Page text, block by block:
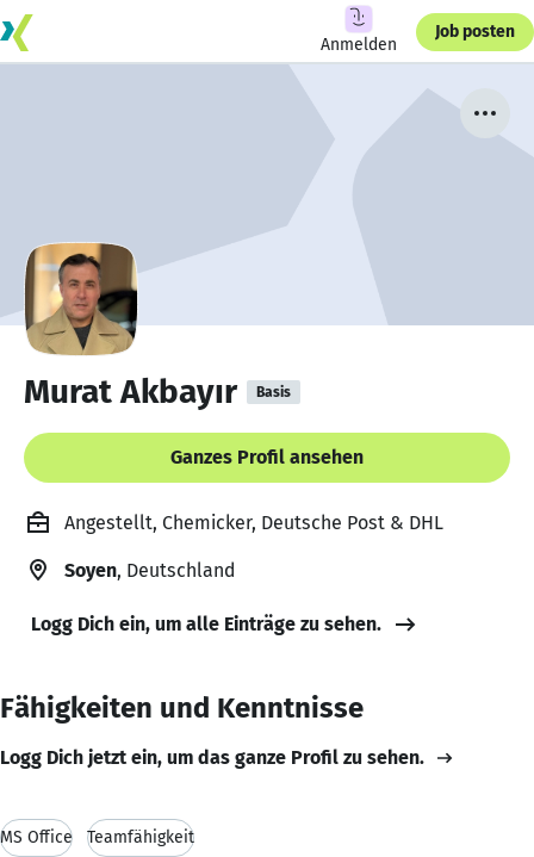
Anmelden
Job posten
Murat Akbayır Basis
Ganzes Profil ansehen
Angestellt, Chemicker, Deutsche Post & DHL
Soyen, Deutschland
Logg Dich ein, um alle Einträge zu sehen.
Fähigkeiten und Kenntnisse
Logg Dich jetzt ein, um das ganze Profil zu sehen.
MS Office Teamfähigkeit